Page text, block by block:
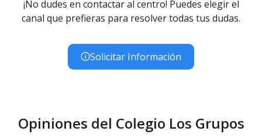
¡No dudes en contactar al centro! Puedes elegir el
canal que prefieras para resolver todas tus dudas.
Solicitar Información
Opiniones del Colegio Los Grupos